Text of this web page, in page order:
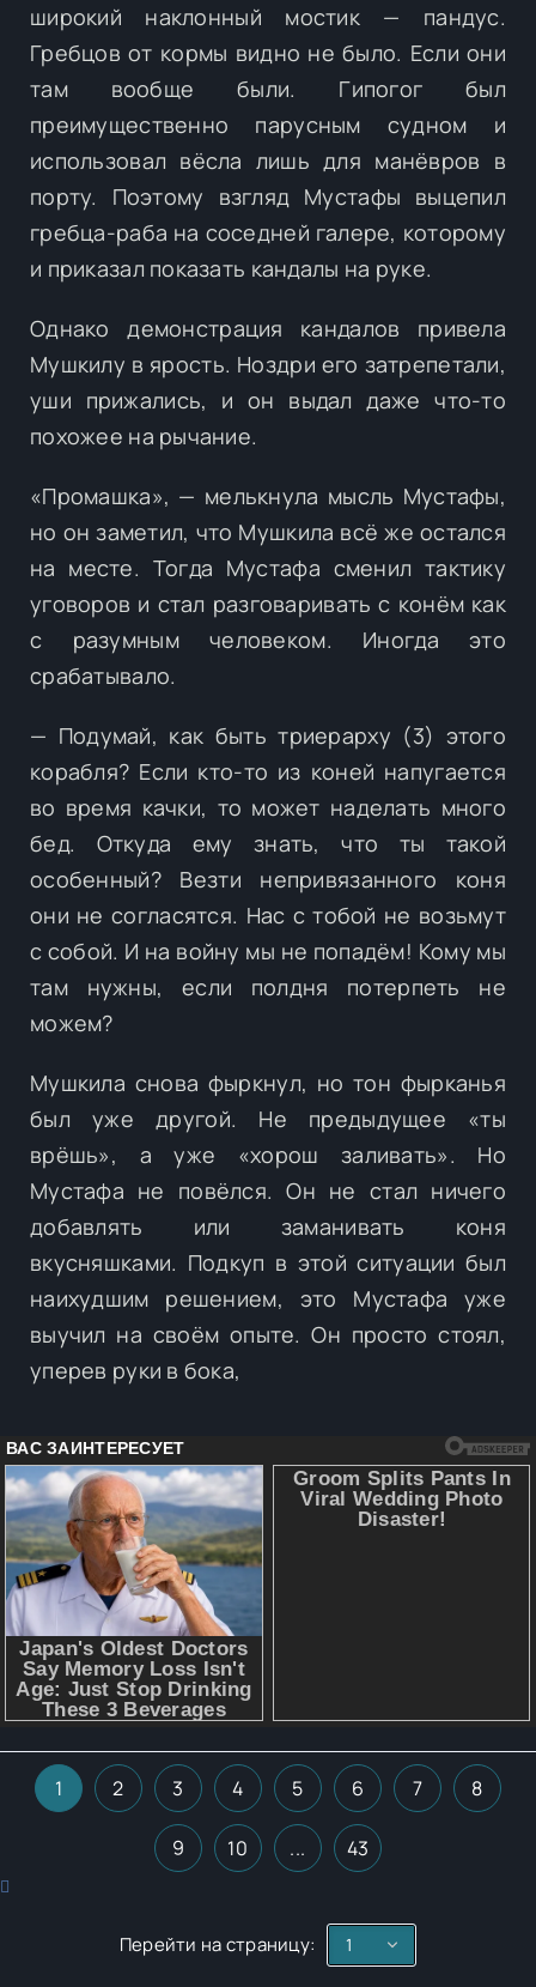
широкий наклонный мостик — пандус.
Гребцов от кормы видно не было. Если они
там вообще были. Гипогог был
преимущественно парусным судном и
использовал вёсла лишь для манёвров в
порту. Поэтому взгляд Мустафы выцепил
гребца-раба на соседней галере, которому
и приказал показать кандалы на руке.
Однако демонстрация кандалов привела
Мушкилу в ярость. Ноздри его затрепетали,
уши прижались, и он выдал даже что-то
похожее на рычание.
«Промашка», — мелькнула мысль Мустафы,
но он заметил, что Мушкила всё же остался
на месте. Тогда Мустафа сменил тактику
уговоров и стал разговаривать с конём как
с разумным человеком. Иногда это
срабатывало.
— Подумай, как быть триерарху (3) этого
корабля? Если кто-то из коней напугается
во время качки, то может наделать много
бед. Откуда ему знать, что ты такой
особенный? Везти непривязанного коня
они не согласятся. Нас с тобой не возьмут
с собой. И на войну мы не попадём! Кому мы
там нужны, если полдня потерпеть не
можем?
Мушкила снова фыркнул, но тон фырканья
был уже другой. Не предыдущее «ты
врёшь», а уже «хорош заливать». Но
Мустафа не повёлся. Он не стал ничего
добавлять или заманивать коня
вкусняшками. Подкуп в этой ситуации был
наихудшим решением, это Мустафа уже
выучил на своём опыте. Он просто стоял,
уперев руки в бока,
1 2 3 4 5 6 7 8
9 10 ... 43
Перейти на страницу: